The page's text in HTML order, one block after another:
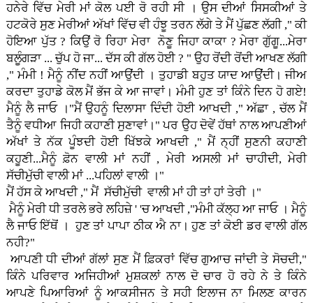
ਹਨੇਰੇ ਵਿੱਚ ਮੇਰੀ ਮਾਂ ਕੋਲ ਪਈ ਰੋ ਰਹੀ ਸੀ । ਉਸ ਦੀਆਂ ਸਿਸਕੀਆਂ ਤੇ
ਹਟਕੋਰੇ ਸੁਣ ਮੇਰੀਆਂ ਅੱਖਾਂ ਵਿੱਚ ਵੀ ਹੰਝੂ ਤਰਨ ਲੱਗੇ ਤੇ ਮੈਂ ਪੁੱਛਣ ਲੱਗੀ ," ਕੀ
ਹੋਇਆ ਪੁੱਤ ? ਕਿਉਂ ਰੋ ਰਿਹਾ ਮੇਰਾ ਨੋਣੂ ਜਿਹਾ ਕਾਕਾ ? ਮੇਰਾ ਗੁੱਗੂ...ਮੇਰਾ
ਬਲੂੰਗੜਾ ... ਚੁੱਪ ਹੋ ਜਾ... ਦੱਸ ਕੀ ਗੱਲ ਹੋਈ ? " ਉਹ ਰੋਂਦੀ ਰੋਂਦੀ ਆਖਣ ਲੱਗੀ
," ਮੰਮੀ ! ਮੈਨੂੰ ਨੀਂਦ ਨਹੀਂ ਆਉਂਦੀ । ਤੁਹਾਡੀ ਬਹੁਤ ਯਾਦ ਆਉਂਦੀ। ਜੀਅ
ਕਰਦਾ ਤੁਹਾਡੇ ਕੋਲ ਮੈਂ ਭੱਜ ਕੇ ਆ ਜਾਵਾਂ। ਮੰਮੀ ਹੁਣ ਤਾਂ ਕਿੰਨੇ ਦਿਨ ਹੋ ਗਏ!
ਮੈਨੂੰ ਲੈ ਜਾਓ ।"ਮੈਂ ਉਹਨੂੰ ਦਿਲਾਸਾ ਦਿੰਦੀ ਹੋਈ ਆਖਦੀ ," ਅੱਛਾ , ਚੱਲ ਮੈਂ
ਤੈਨੂੰ ਵਧੀਆ ਜਿਹੀ ਕਹਾਣੀ ਸੁਣਾਵਾਂ।" ਪਰ ਉਹ ਦੋਵੇਂ ਹੱਥਾਂ ਨਾਲ ਆਪਣੀਆਂ
ਅੱਖਾਂ ਤੇ ਨੱਕ ਪੂੰਝਦੀ ਹੋਈ ਖਿੱਝਕੇ ਆਖਦੀ ," ਮੈਂ ਨ੍ਹੀਂ ਸੁਣਨੀ ਕਹਾਣੀ
ਕਹੂਣੀ...ਮੈਨੂੰ ਫ਼ੋਨ ਵਾਲੀ ਮਾਂ ਨਹੀਂ , ਮੇਰੀ ਅਸਲੀ ਮਾਂ ਚਾਹੀਦੀ, ਮੇਰੀ
ਸੱਚੀਮੁੱਚੀ ਵਾਲੀ ਮਾਂ ...ਪਹਿਲਾਂ ਵਾਲੀ ।"
ਮੈਂ ਹੱਸ ਕੇ ਆਖਦੀ ," ਮੈਂ ਸੱਚੀਮੁੱਚੀ ਵਾਲੀ ਮਾਂ ਹੀ ਤਾਂ ਹਾਂ ਤੇਰੀ ।"
ਮੈਨੂੰ ਮੇਰੀ ਧੀ ਤਰਲੇ ਭਰੇ ਲਹਿਜ਼ੇ ' 'ਚ ਆਖਦੀ ,"ਮੰਮੀ ਕੱਲ੍ਹ ਆ ਜਾਓ । ਮੈਨੂੰ
ਲੈ ਜਾਓ ਇੱਥੋਂ । ਹੁਣ ਤਾਂ ਪਾਪਾ ਠੀਕ ਐ ਨਾ। ਹੁਣ ਤਾਂ ਕੋਈ ਡਰ ਵਾਲੀ ਗੱਲ
ਨਹੀ?"
ਆਪਣੀ ਧੀ ਦੀਆਂ ਗੱਲਾਂ ਸੁਣ ਮੈਂ ਫ਼ਿਕਰਾਂ ਵਿੱਚ ਗੁਆਚ ਜਾਂਦੀ ਤੇ ਸੋਚਦੀ,"
ਕਿੰਨੇ ਪਰਿਵਾਰ ਅਜਿਹੀਆਂ ਮੁਸ਼ਕਲਾਂ ਨਾਲ ਦੋ ਚਾਰ ਹੋ ਰਹੇ ਨੇ ਤੇ ਕਿੰਨੇ
ਆਪਣੇ ਪਿਆਰਿਆਂ ਨੂੰ ਆਕਸੀਜਨ ਤੇ ਸਹੀ ਇਲਾਜ ਨਾ ਮਿਲਣ ਕਾਰਨ